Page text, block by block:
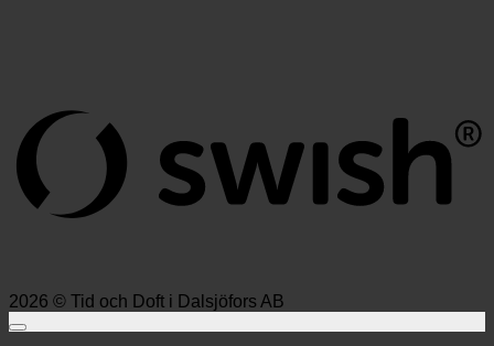
2026 © Tid och Doft i Dalsjöfors AB